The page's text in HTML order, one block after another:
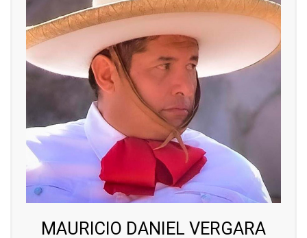
MAURICIO DANIEL VERGARA